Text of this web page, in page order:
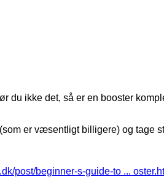
du ikke det, så er en booster
er væsentligt billigere) og tage
post/beginner-s-guide-to ...